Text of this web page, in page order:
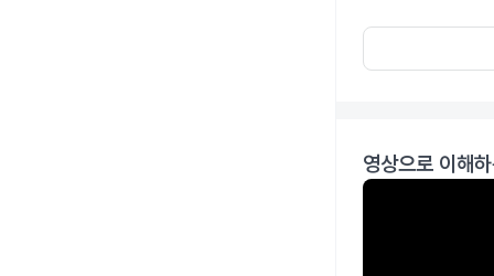
영상으로 이해